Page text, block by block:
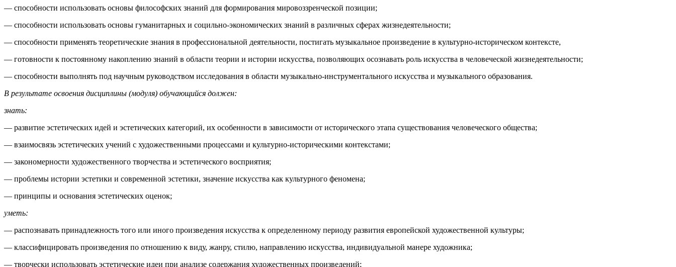
— способности использовать основы философских знаний для формирования мировоззренческой позиции;
— способности использовать основы гуманитарных и социльно-экономических знаний в различных сферах жизнедеятельности;
— способности применять теоретические знания в профессиональной деятельности, постигать музыкальное произведение в культурно-историческом контексте,
— готовности к постоянному накоплению знаний в области теории и истории искусства, позволяющих осознавать роль искусства в человеческой жизнедеятельности;
— способности выполнять под научным руководством исследования в области музыкально-инструментального искусства и музыкального образования.
В результате освоения дисциплины (модуля) обучающийся должен:
знать:
— развитие эстетических идей и эстетических категорий, их особенности в зависимости от исторического этапа существования человеческого общества;
— взаимосвязь эстетических учений с художественными процессами и культурно-историческими контекстами;
— закономерности художественного творчества и эстетического восприятия;
— проблемы истории эстетики и современной эстетики, значение искусства как культурного феномена;
— принципы и основания эстетических оценок;
уметь:
— распознавать принадлежность того или иного произведения искусства к определенному периоду развития европейской художественной культуры;
— классифицировать произведения по отношению к виду, жанру, стилю, направлению искусства, индивидуальной манере художника;
— творчески использовать эстетические идеи при анализе содержания художественных произведений;